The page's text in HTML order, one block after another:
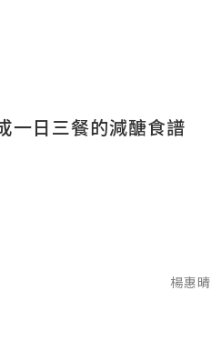
一日三餐的減醣食譜
楊惠晴